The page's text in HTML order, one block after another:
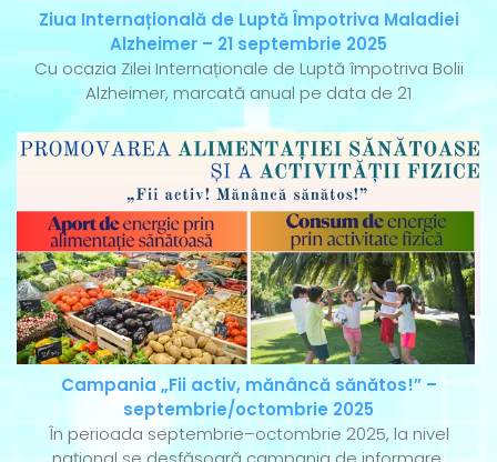
Ziua Internațională de Luptă Împotriva Maladiei
Alzheimer – 21 septembrie 2025
Cu ocazia Zilei Internaționale de Luptă împotriva Bolii
Alzheimer, marcată anual pe data de 21
Campania „Fii activ, mănâncă sănătos!” –
septembrie/octombrie 2025
În perioada septembrie–octombrie 2025, la nivel